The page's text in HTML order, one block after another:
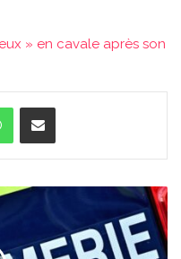
» en cavale après son
WhatsAppPartager par email